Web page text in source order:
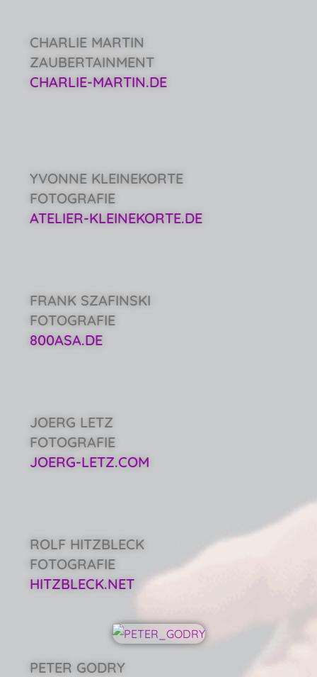
CHARLIE MARTIN
ZAUBERTAINMENT
CHARLIE-MARTIN.DE
YVONNE KLEINEKORTE
FOTOGRAFIE
ATELIER-KLEINEKORTE.DE
FRANK SZAFINSKI
FOTOGRAFIE
800ASA.DE
JOERG LETZ
FOTOGRAFIE
JOERG-LETZ.COM
ROLF HITZBLECK
FOTOGRAFIE
HITZBLECK.NET
PETER GODRY